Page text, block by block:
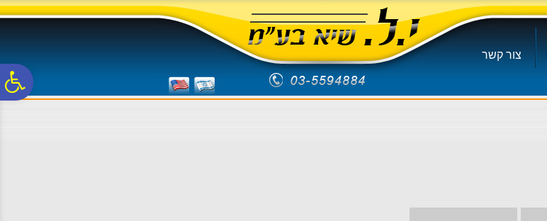
נגישות
אתר
המרכזי
צור קשר